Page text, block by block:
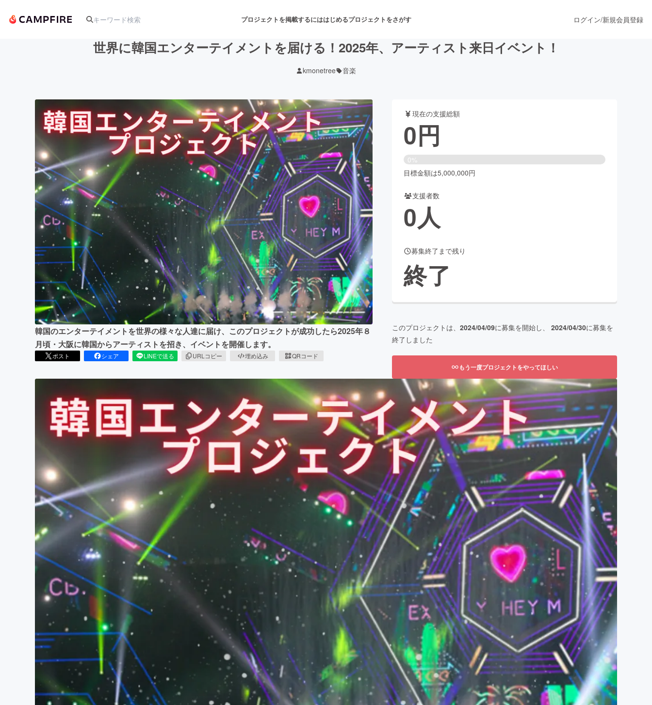
プロジェクトを掲載するにははじめるプロジェクトをさがす
アート・写真 音楽 舞台・パフォーマンス
テクノロジー・ガジェット ゲーム・サービス開発 フード・飲食店
映像・映画 書籍・雑誌出版 アニメ・漫画
ビジネス・起業 チャレンジ ビューティー・ヘルスケア
まちづくり・地域活性化
CAMPFIRE for Social GoodCAMPFIRE Creation
CAMPFIREふるさと納税machi-yaコミュニティ
ログイン/新規会員登録
世界に韓国エンターテイメントを届ける！2025年、アーティスト来日イベント！
kmonetree 音楽
韓国のエンターテイメントを世界の様々な人達に届け、このプロジェクトが成功したら2025年８
月頃・大阪に韓国からアーティストを招き、イベントを開催します。
ポスト シェア LINEで送る URLコピー 埋め込み QRコード
現在の支援総額
0円
0%
目標金額は5,000,000円
支援者数
0人
募集終了まで残り
終了
このプロジェクトは、 2024/04/09に募集を開始し、 2024/04/30に募集を
終了しました
もう一度プロジェクトをやってほしい